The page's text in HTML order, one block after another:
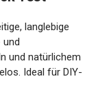
langlebige
und
und natürlichem
Ideal für DIY-